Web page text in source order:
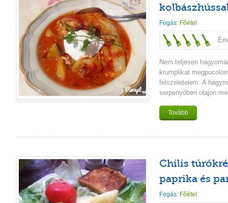
Fogás: Főétel
Nem teljesen
krumplikat
felszeletelem. A
serpenyőben olajon
Tovább
Chilis
paprika és
Fogás: Főétel